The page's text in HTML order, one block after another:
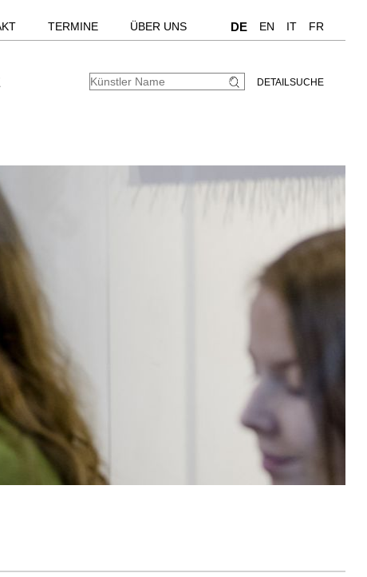
TERMINE ÜBER UNS DE EN IT FR
DETAILSUCHE